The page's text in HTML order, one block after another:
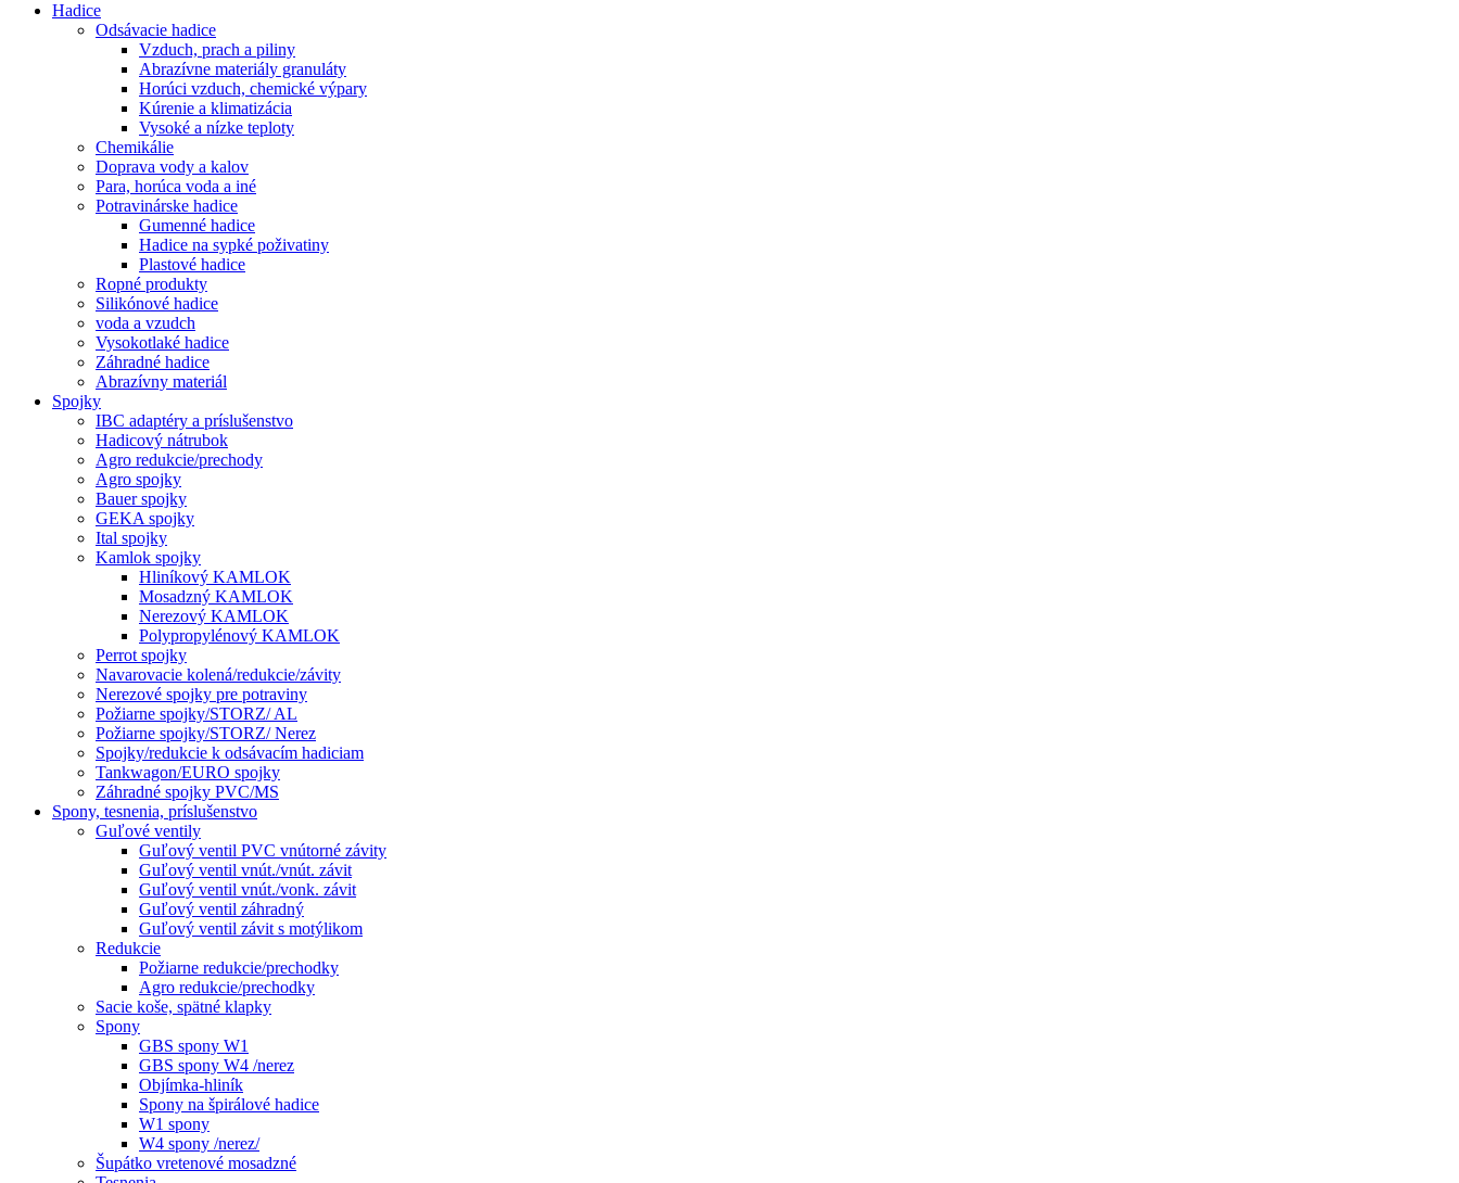
Hadice
Odsávacie hadice
Vzduch, prach a piliny
Abrazívne materiály granuláty
Horúci vzduch, chemické výpary
Kúrenie a klimatizácia
Vysoké a nízke teploty
Chemikálie
Doprava vody a kalov
Para, horúca voda a iné
Potravinárske hadice
Gumenné hadice
Hadice na sypké poživatiny
Plastové hadice
Ropné produkty
Silikónové hadice
voda a vzudch
Vysokotlaké hadice
Záhradné hadice
Abrazívny materiál
Spojky
IBC adaptéry a príslušenstvo
Hadicový nátrubok
Agro redukcie/prechody
Agro spojky
Bauer spojky
GEKA spojky
Ital spojky
Kamlok spojky
Hliníkový KAMLOK
Mosadzný KAMLOK
Nerezový KAMLOK
Polypropylénový KAMLOK
Perrot spojky
Navarovacie kolená/redukcie/závity
Nerezové spojky pre potraviny
Požiarne spojky/STORZ/ AL
Požiarne spojky/STORZ/ Nerez
Spojky/redukcie k odsávacím hadiciam
Tankwagon/EURO spojky
Záhradné spojky PVC/MS
Spony, tesnenia, príslušenstvo
Guľové ventily
Guľový ventil PVC vnútorné závity
Guľový ventil vnút./vnút. závit
Guľový ventil vnút./vonk. závit
Guľový ventil záhradný
Guľový ventil závit s motýlikom
Redukcie
Požiarne redukcie/prechodky
Agro redukcie/prechodky
Sacie koše, spätné klapky
Spony
GBS spony W1
GBS spony W4 /nerez
Objímka-hliník
Spony na špirálové hadice
W1 spony
W4 spony /nerez/
Šupátko vretenové mosadzné